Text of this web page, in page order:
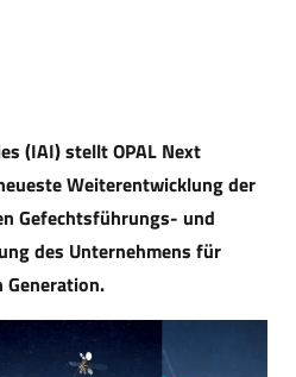
(IAI) stellt OPAL Next
Weiterentwicklung der
Gefechtsführungs- und
des Unternehmens für